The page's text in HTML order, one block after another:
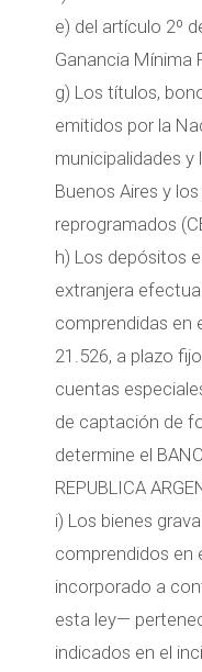
e) del artículo 2º
Ganancia Mínima
g) Los títulos,
emitidos por la
municipalidades y
Buenos Aires y
reprogramados
h) Los depósitos
extranjera
comprendidas en
21.526, a plazo
cuentas
de captación de
determine el
REPUBLICA
i) Los bienes
comprendidos en
incorporado a
esta ley—
indicados en el